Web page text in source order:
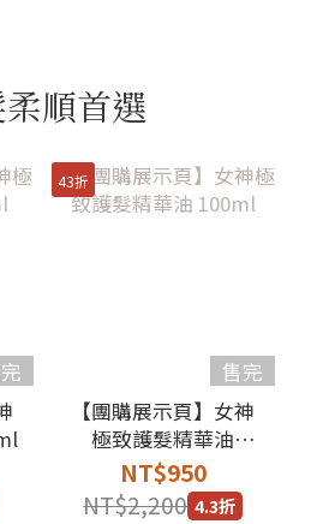
順首選
43折
售完
【團購展示頁】女神
極致護髮精華油
100ml
NT$950
NT$2,200 4.3折